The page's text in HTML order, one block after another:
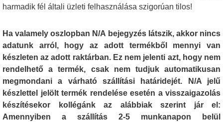
harmadik fél általi üzleti felhasználása szigorúan tilos!
Ha valamely oszlopban N/A bejegyzés látszik, akkor nincs
adatunk arról, hogy az adott termékből mennyi van
készleten az adott raktárban. Ez nem jelenti azt, hogy nem
rendelhető a termék, csak nem tudjuk automatikusan
megmondani a várható szállítási határidejét. N/A jelű
készlettel jelölt termék rendelése esetén a visszaigazolás
készítésekor kollégánk az alábbiak szerint jár el:
Amennyiben a szállítás 2-5 munkanapon belül